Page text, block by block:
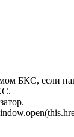
БКС, если